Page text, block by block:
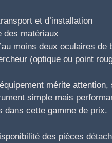
et d’installation
des matériaux
moins deux oculaires de
(optique ou point
mérite
simple mais
dans cette gamme de prix.
des pièces